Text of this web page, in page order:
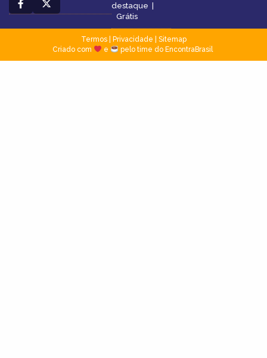
destaque |
Grátis
Termos| Privacidade
Sitemap
Criado com
e pelo time do EncontraBrasil